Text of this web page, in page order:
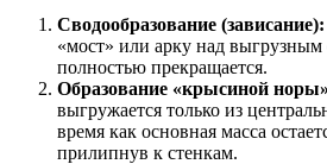
Сводообразование (зависание):
«мост» или арку над выгрузным
полностью прекращается.
Образование «крысиной
выгружается только из
время как основная масса
прилипнув к стенкам.